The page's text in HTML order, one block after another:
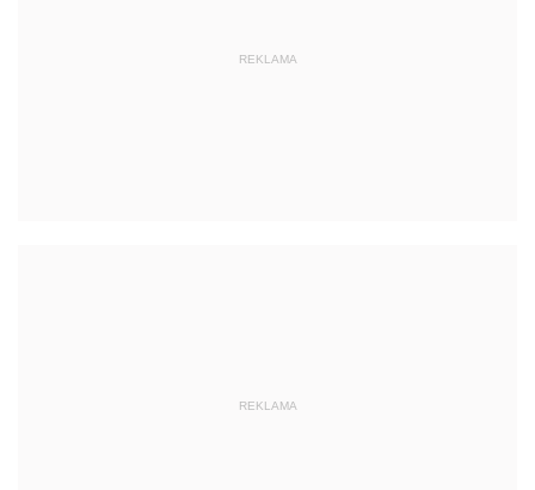
REKLAMA
REKLAMA